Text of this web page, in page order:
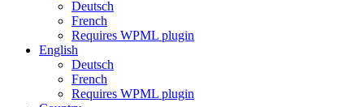
Deutsch
French
Requires WPML plugin
English
Deutsch
French
Requires WPML plugin